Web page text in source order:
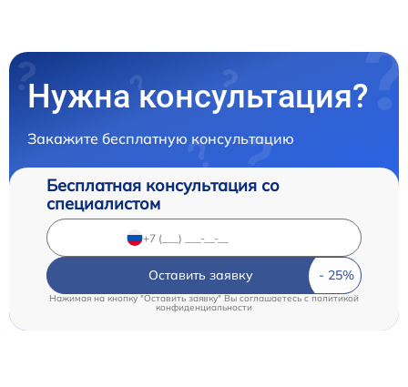
Нужна консультация?
Закажите бесплатную консультацию
Бесплатная консультация со
специалистом
Оставить заявку
Нажимая на кнопку "Оставить заявку" Вы соглашаетесь c политикой
конфиденциальности